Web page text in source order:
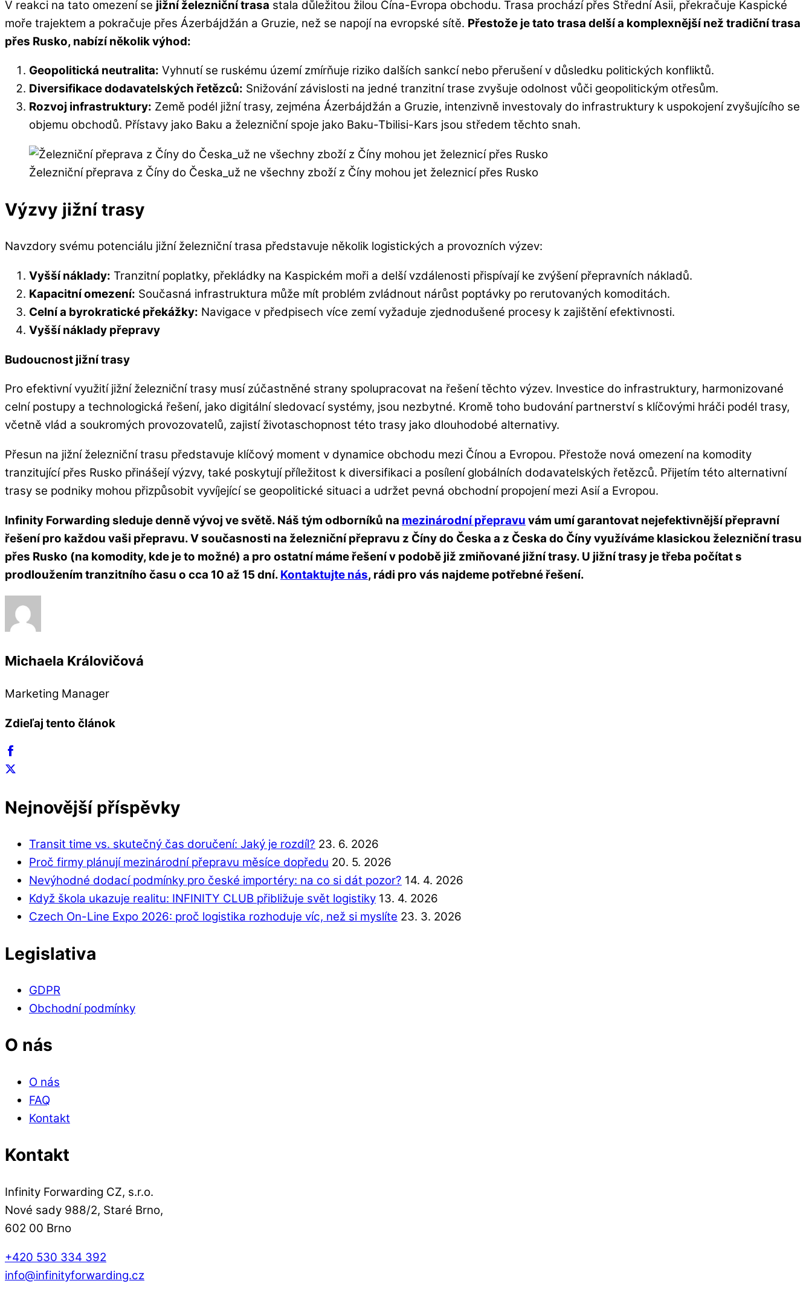
V reakci na tato omezení se jižní železniční trasa stala důležitou žilou Čína-Evropa obchodu. Trasa prochází přes Střední Asii, překračuje Kaspické
moře trajektem a pokračuje přes Ázerbájdžán a Gruzie, než se napojí na evropské sítě. Přestože je tato trasa delší a komplexnější než tradiční trasa
přes Rusko, nabízí několik výhod:
Geopolitická neutralita: Vyhnutí se ruskému území zmírňuje riziko dalších sankcí nebo přerušení v důsledku politických konfliktů.
Diversifikace dodavatelských řetězců: Snižování závislosti na jedné tranzitní trase zvyšuje odolnost vůči geopolitickým otřesům.
Rozvoj infrastruktury: Země podél jižní trasy, zejména Ázerbájdžán a Gruzie, intenzivně investovaly do infrastruktury k uspokojení zvyšujícího se
objemu obchodů. Přístavy jako Baku a železniční spoje jako Baku-Tbilisi-Kars jsou středem těchto snah.
Železniční přeprava z Číny do Česka_už ne všechny zboží z Číny mohou jet železnicí přes Rusko
Výzvy jižní trasy
Navzdory svému potenciálu jižní železniční trasa představuje několik logistických a provozních výzev:
Vyšší náklady: Tranzitní poplatky, překládky na Kaspickém moři a delší vzdálenosti přispívají ke zvýšení přepravních nákladů.
Kapacitní omezení: Současná infrastruktura může mít problém zvládnout nárůst poptávky po rerutovaných komoditách.
Celní a byrokratické překážky: Navigace v předpisech více zemí vyžaduje zjednodušené procesy k zajištění efektivnosti.
Vyšší náklady přepravy
Budoucnost jižní trasy
Pro efektivní využití jižní železniční trasy musí zúčastněné strany spolupracovat na řešení těchto výzev. Investice do infrastruktury, harmonizované
celní postupy a technologická řešení, jako digitální sledovací systémy, jsou nezbytné. Kromě toho budování partnerství s klíčovými hráči podél trasy,
včetně vlád a soukromých provozovatelů, zajistí životaschopnost této trasy jako dlouhodobé alternativy.
Přesun na jižní železniční trasu představuje klíčový moment v dynamice obchodu mezi Čínou a Evropou. Přestože nová omezení na komodity
tranzitující přes Rusko přinášejí výzvy, také poskytují příležitost k diversifikaci a posílení globálních dodavatelských řetězců. Přijetím této alternativní
trasy se podniky mohou přizpůsobit vyvíjející se geopolitické situaci a udržet pevná obchodní propojení mezi Asií a Evropou.
Infinity Forwarding sleduje denně vývoj ve světě. Náš tým odborníků na mezinárodní přepravu vám umí garantovat nejefektivnější přepravní
řešení pro každou vaši přepravu. V současnosti na železniční přepravu z Číny do Česka a z Česka do Číny využíváme klasickou železniční trasu
přes Rusko (na komodity, kde je to možné) a pro ostatní máme řešení v podobě již zmiňované jižní trasy. U jižní trasy je třeba počítat s
prodloužením tranzitního času o cca 10 až 15 dní. Kontaktujte nás, rádi pro vás najdeme potřebné řešení.
Michaela Královičová
Marketing Manager
Zdieľaj tento článok
Nejnovější příspěvky
Transit time vs. skutečný čas doručení: Jaký je rozdíl? 23. 6. 2026
Proč firmy plánují mezinárodní přepravu měsíce dopředu 20. 5. 2026
Nevýhodné dodací podmínky pro české importéry: na co si dát pozor? 14. 4. 2026
Když škola ukazuje realitu: INFINITY CLUB přibližuje svět logistiky 13. 4. 2026
Czech On-Line Expo 2026: proč logistika rozhoduje víc, než si myslíte 23. 3. 2026
Legislativa
GDPR
Obchodní podmínky
O nás
O nás
FAQ
Kontakt
Kontakt
Infinity Forwarding CZ, s.r.o.
Nové sady 988/2, Staré Brno,
602 00 Brno
+420 530 334 392
info@infinityforwarding.cz